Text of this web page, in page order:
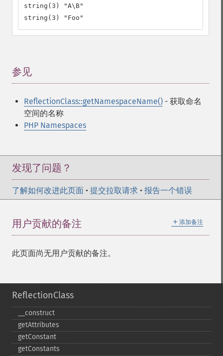
string(3) "A\B"
string(3) "Foo"
参见
ReflectionClass::getNamespaceName() - 获取命名
空间的名称
PHP Namespaces
发现了问题？
了解如何改进此页面 • 提交拉取请求 • 报告一个错误
＋ 添加备注
用户贡献的备注
此页面尚无用户贡献的备注。
ReflectionClass
_​_​construct
getAttributes
getConstant
getConstants